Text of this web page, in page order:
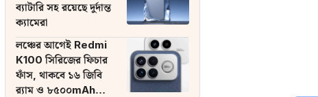
ব্যাটারি সহ রয়েছে দুর্দান্ত
ক্যামেরা
লঞ্চের আগেই Redmi
K100 সিরিজের ফিচার
ফাঁস, থাকবে ১৬ জিবি
র‌্যাম ও ৮৫০০mAh